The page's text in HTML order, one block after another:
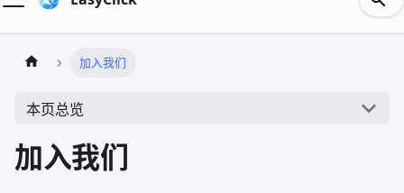
加入我们
本页总览
加入我们